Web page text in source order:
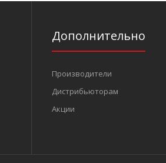
Дополнительно
Производители
Дистрибьюторам
Акции